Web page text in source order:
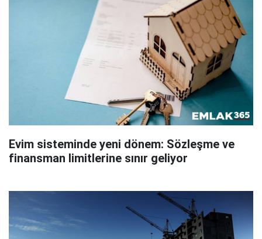
Evim sisteminde yeni dönem: Sözleşme ve
finansman limitlerine sınır geliyor